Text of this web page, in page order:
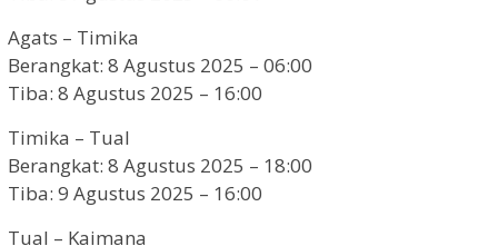
Agats – Timika
Berangkat: 8 Agustus 2025 – 06:00
Tiba: 8 Agustus 2025 – 16:00
Timika – Tual
Berangkat: 8 Agustus 2025 – 18:00
Tiba: 9 Agustus 2025 – 16:00
Tual – Kaimana